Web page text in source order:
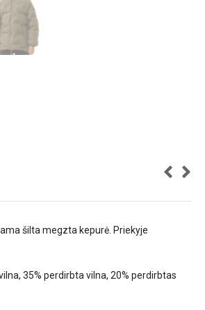
šilta megzta kepurė. Priekyje
35% perdirbta vilna, 20% perdirbtas